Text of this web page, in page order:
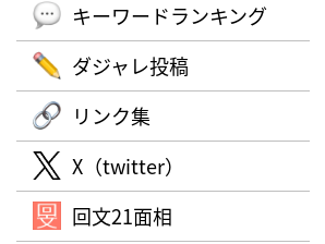
キーワードランキング
ダジャレ投稿
リンク集
X（twitter）
回文21面相